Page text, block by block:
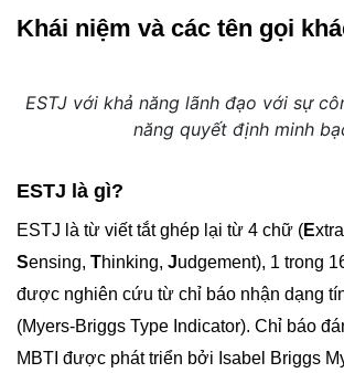
Khái niệm và các tên gọi
ESTJ với khả năng lãnh đạo với sự
năng quyết định minh
ESTJ là gì?
ESTJ là từ viết tắt ghép lại từ 4 chữ (E
Sensing, Thinking, Judgement), 1 trong
được nghiên cứu từ chỉ báo nhận dạng
(Myers-Briggs Type Indicator). Chỉ báo
MBTI được phát triển bởi Isabel Briggs